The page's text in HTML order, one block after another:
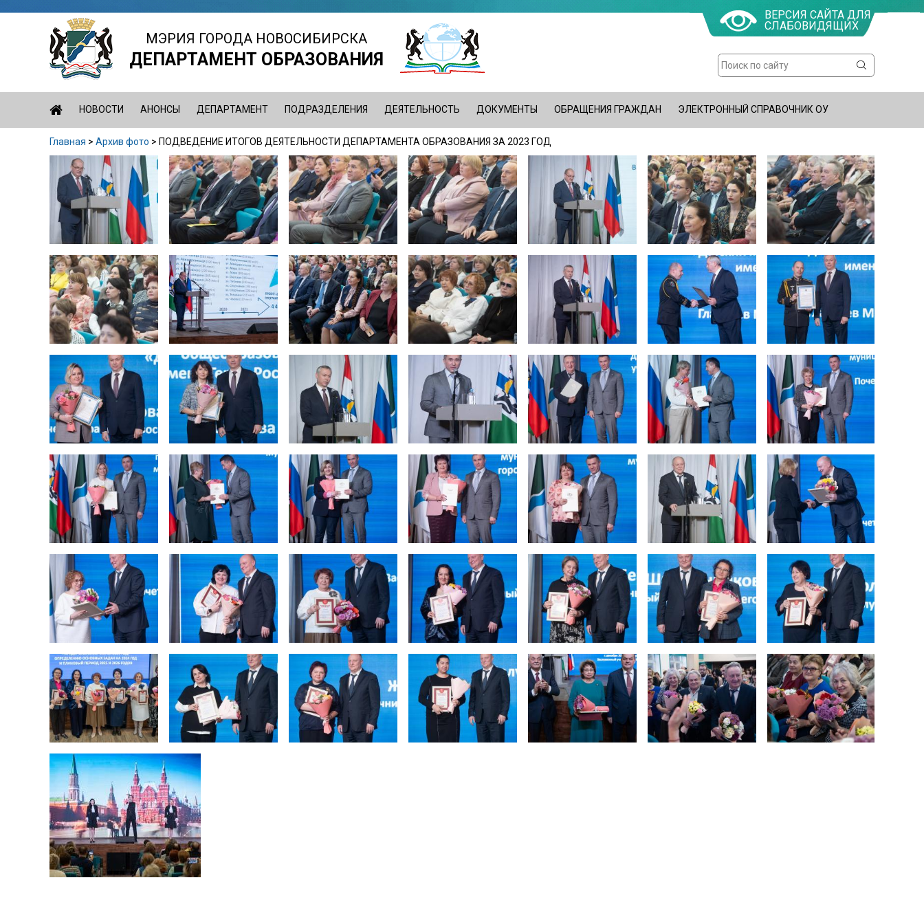
Jump
МЭРИЯ ГОРОДА НОВОСИБИРСКА
ДЕПАРТАМЕНТ ОБРАЗОВАНИЯ
Форма
поиска
Поиск
ВЕРСИЯ САЙТА ДЛЯ
СЛАБОВИДЯЩИХ
НОВОСТИ АНОНСЫ ДЕПАРТАМЕНТ ПОДРАЗДЕЛЕНИЯ ДЕЯТЕЛЬНОСТЬ ДОКУМЕНТЫ ОБРАЩЕНИЯ ГРАЖДАН ЭЛЕКТРОННЫЙ СПРАВОЧНИК ОУ
Вы
здесь
Главная > Архив фото > ПОДВЕДЕНИЕ ИТОГОВ ДЕЯТЕЛЬНОСТИ ДЕПАРТАМЕНТА ОБРАЗОВАНИЯ ЗА 2023 ГОД
Back
to
top